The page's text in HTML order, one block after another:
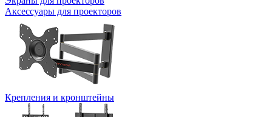
Аксессуары для проекторов
Крепления и кронштейны